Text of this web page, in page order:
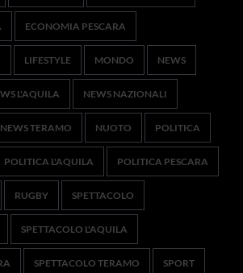
ECONOMIA PESCARA
LIFESTYLE MONDO NEWS
L'AQUILA NEWS NAZIONALI
NEWS TERAMO NUOTO POLITICA
POLITICA L'AQUILA POLITICA PESCARA
RUGBY SPETTACOLO
SPETTACOLO L'AQUILA
SPETTACOLO TERAMO SPORT